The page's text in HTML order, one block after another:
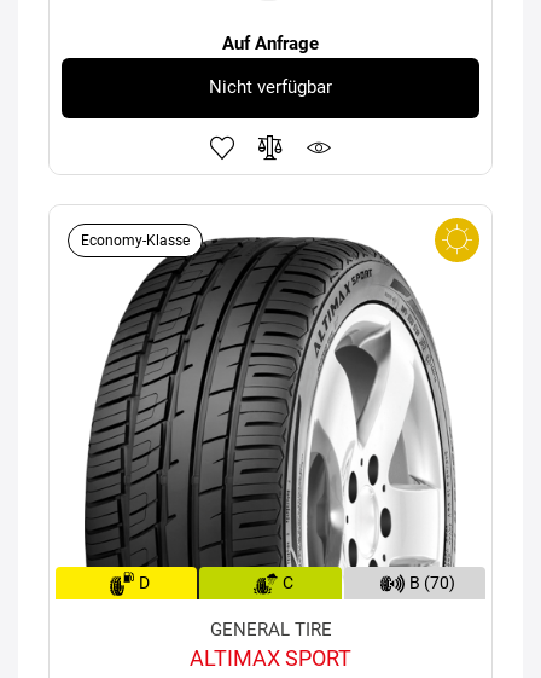
Auf Anfrage
Nicht verfügbar
Economy-Klasse
D C B (70)
GENERAL TIRE
ALTIMAX SPORT